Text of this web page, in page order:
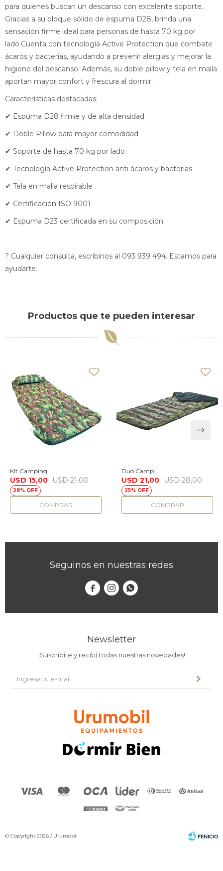
para quienes buscan un descanso con excelente soporte.
Gracias a su bloque sólido de espuma D28, brinda una
sensación firme ideal para personas de hasta 70 kg por
lado.Cuenta con tecnología Active Protection que combate
ácaros y bacterias, ayudando a prevenir alergias y mejorar la
higiene del descanso. Además, su doble pillow y tela en malla
aportan mayor confort y frescura al dormir.
Características destacadas:
✔ Espuma D28 firme y de alta densidad
✔ Doble Pillow para mayor comodidad
✔ Soporte de hasta 70 kg por lado
✔ Tecnología Active Protection anti ácaros y bacterias
✔ Tela en malla respirable
✔ Certificación ISO 9001
✔ Espuma D23 certificada en su composición
? Cualquier consulta, escribinos al 093 939 494. Estamos para
ayudarte.
Productos que te pueden interesar
Kit Camping
USD 15,00 USD 21,00
28
Duo Camp
USD 21,00 USD 28,00
25
Seguinos en nuestras redes
  
Newsletter
¡Suscribite y recibí todas nuestras novedades!
© Copyright 2026 / Urumobil